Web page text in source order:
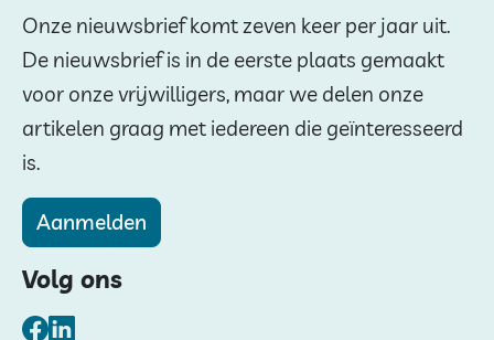
Onze nieuwsbrief komt zeven keer per jaar uit.
De nieuwsbrief is in de eerste plaats gemaakt
voor onze vrijwilligers, maar we delen onze
artikelen graag met iedereen die geïnteresseerd
is.
Aanmelden
Volg ons
Facebook
LinkedIn